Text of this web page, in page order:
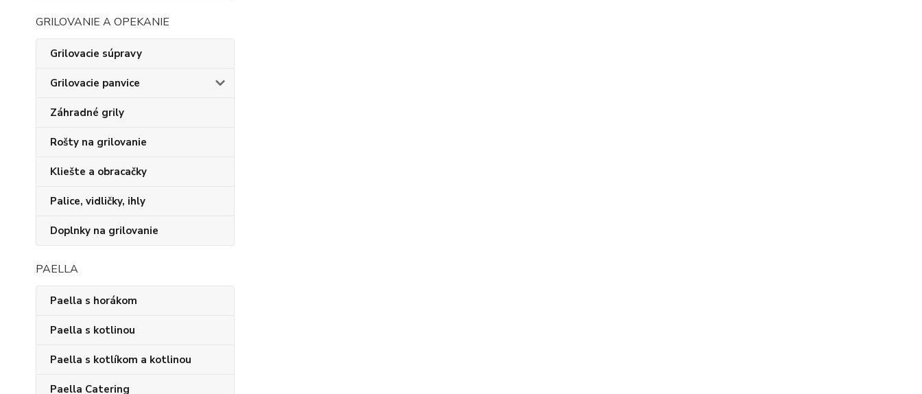
GRILOVANIE A OPEKANIE
Grilovacie súpravy
Grilovacie panvice
Záhradné grily
Rošty na grilovanie
Kliešte a obracačky
Palice, vidličky, ihly
Doplnky na grilovanie
PAELLA
Paella s horákom
Paella s kotlinou
Paella s kotlíkom a kotlinou
Paella Catering